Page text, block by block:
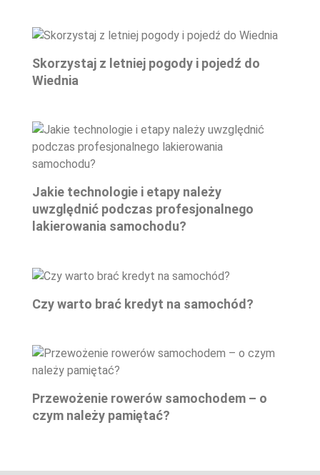
Skorzystaj z letniej pogody i pojedź do
Wiednia
Jakie technologie i etapy należy
uwzględnić podczas profesjonalnego
lakierowania samochodu?
Czy warto brać kredyt na samochód?
Przewożenie rowerów samochodem – o
czym należy pamiętać?